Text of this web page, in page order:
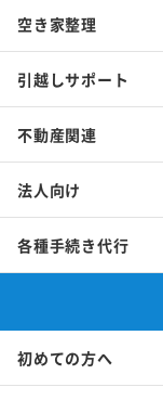
空き家整理
引越しサポート
不動産関連
法人向け
各種手続き代行
初めての方へ